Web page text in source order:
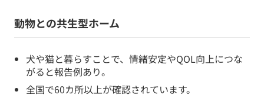
動物との共生型ホーム
犬や猫と暮らすことで、情緒安定やQOL向上につな
がると報告例あり。
全国で60カ所以上が確認されています。